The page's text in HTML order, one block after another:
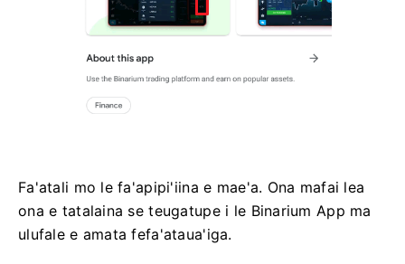
Fa'atali mo le fa'apipi'iina e mae'a. Ona mafai lea
ona e tatalaina se teugatupe i le Binarium App ma
ulufale e amata fefa'ataua'iga.